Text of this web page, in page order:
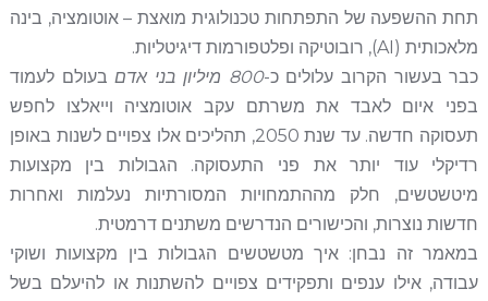
תחת ההשפעה של התפתחות טכנולוגית מואצת – אוטומציה, בינה
מלאכותית (AI), רובוטיקה ופלטפורמות דיגיטליות.
כבר בעשור הקרוב עלולים כ-800 מיליון בני אדם
בעולם לעמוד
בפני איום לאבד את משרתם עקב אוטומציה וייאלצו לחפש
תעסוקה חדשה. עד שנת 2050, תהליכים אלו צפויים לשנות באופן
רדיקלי עוד יותר את פני התעסוקה. הגבולות בין מקצועות
מיטשטשים, חלק מההתמחויות המסורתיות נעלמות ואחרות
חדשות נוצרות, והכישורים הנדרשים משתנים דרמטית.
במאמר זה נבחן: איך מטשטשים הגבולות בין מקצועות ושוקי
עבודה, אילו ענפים ותפקידים צפויים להשתנות או להיעלם בשל